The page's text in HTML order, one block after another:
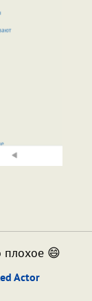
плохое 😄
Actor